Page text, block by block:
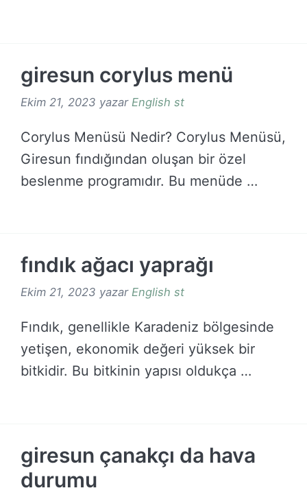
giresun corylus menü
Ekim 21, 2023 yazar English st
Corylus Menüsü Nedir? Corylus Menüsü,
Giresun fındığından oluşan bir özel
beslenme programıdır. Bu menüde …
fındık ağacı yaprağı
Ekim 21, 2023 yazar English st
Fındık, genellikle Karadeniz bölgesinde
yetişen, ekonomik değeri yüksek bir
bitkidir. Bu bitkinin yapısı oldukça …
giresun çanakçı da hava
durumu